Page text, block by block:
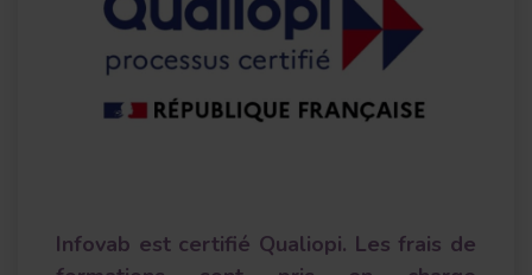
Infovab est certifié Qualiopi. Les frais de